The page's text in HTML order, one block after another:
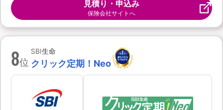
見積り・申込み
保険会社サイトへ
8位
SBI生命
クリック定期！Neo